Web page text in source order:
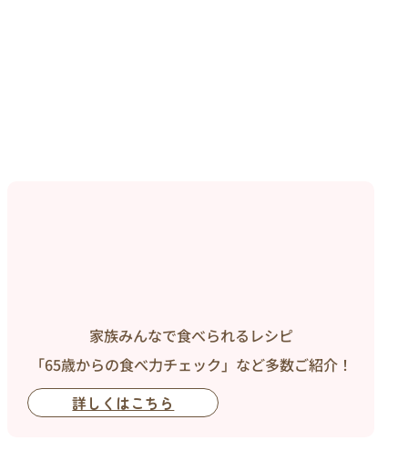
家族みんなで食べられるレシピ
「65歳からの食べ力チェック」など多数ご紹介！
詳しくはこちら